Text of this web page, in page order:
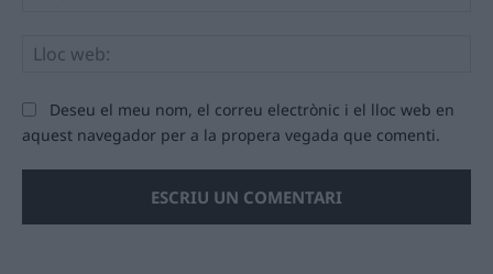
Deseu el meu nom, el correu electrònic i el lloc web en
aquest navegador per a la propera vegada que comenti.